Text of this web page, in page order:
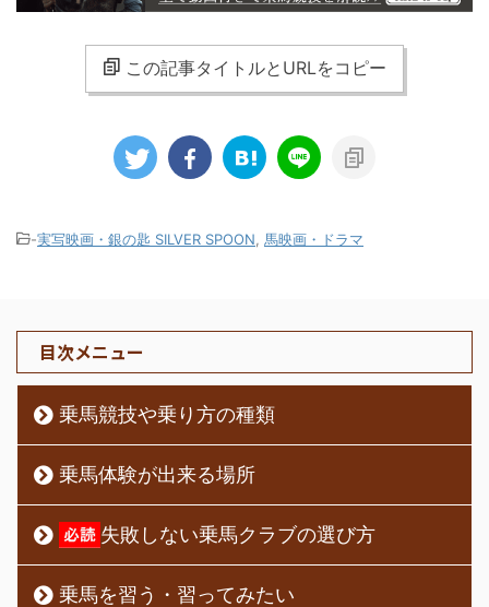
この記事タイトルとURLをコピー
-実写映画・銀の匙 SILVER SPOON 馬映画・ドラマ
目次メニュー
乗馬競技や乗り方の種類
乗馬体験が出来る場所
失敗しない乗馬クラブの選び方
乗馬を習う・習ってみたい